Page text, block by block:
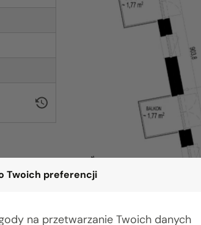
Twoich preferencji
na przetwarzanie Twoich danych